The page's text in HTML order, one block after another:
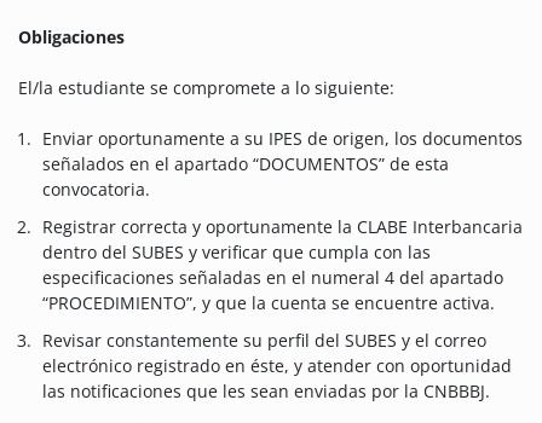
Obligaciones
El/la estudiante se compromete a lo siguiente:
Enviar oportunamente a su IPES de origen, los documentos
señalados en el apartado “DOCUMENTOS” de esta
convocatoria.
Registrar correcta y oportunamente la CLABE Interbancaria
dentro del SUBES y verificar que cumpla con las
especificaciones señaladas en el numeral 4 del apartado
“PROCEDIMIENTO”, y que la cuenta se encuentre activa.
Revisar constantemente su perfil del SUBES y el correo
electrónico registrado en éste, y atender con oportunidad
las notificaciones que les sean enviadas por la CNBBBJ.